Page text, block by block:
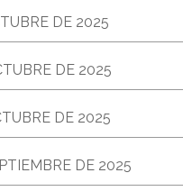
DE 2025
DE 2025
DE 2025
DE 2025